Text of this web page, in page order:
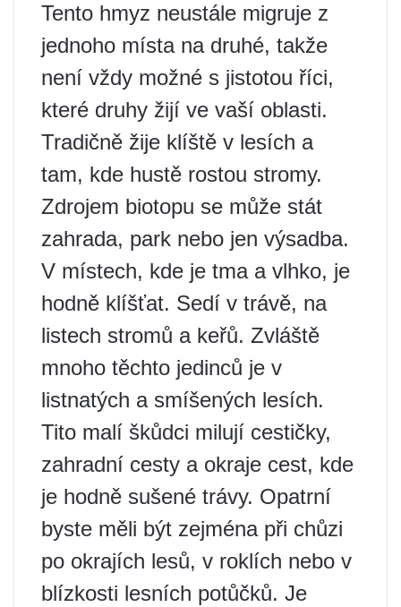
Tento hmyz neustále migruje z
jednoho místa na druhé, takže
není vždy možné s jistotou říci,
které druhy žijí ve vaší oblasti.
Tradičně žije klíště v lesích a
tam, kde hustě rostou stromy.
Zdrojem biotopu se může stát
zahrada, park nebo jen výsadba.
V místech, kde je tma a vlhko, je
hodně klíšťat. Sedí v trávě, na
listech stromů a keřů. Zvláště
mnoho těchto jedinců je v
listnatých a smíšených lesích.
Tito malí škůdci milují cestičky,
zahradní cesty a okraje cest, kde
je hodně sušené trávy. Opatrní
byste měli být zejména při chůzi
po okrajích lesů, v roklích nebo v
blízkosti lesních potůčků. Je